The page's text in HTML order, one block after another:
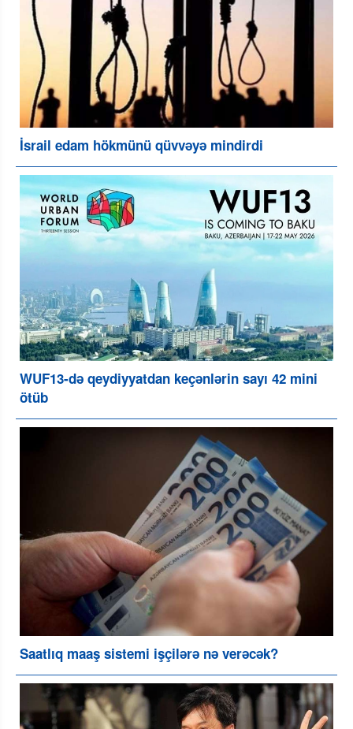
İsrail edam hökmünü qüvvəyə mindirdi
WUF13-də qeydiyyatdan keçənlərin sayı 42 mini
ötüb
Saatlıq maaş sistemi işçilərə nə verəcək?